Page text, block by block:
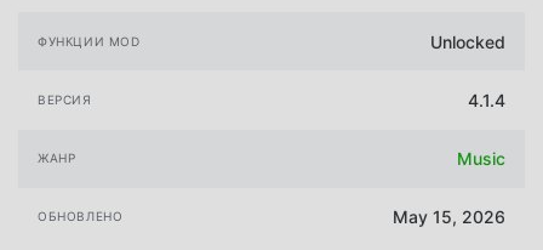
ФУНКЦИИ MOD Unlocked
ВЕРСИЯ 4.1.4
ЖАНР Music
ОБНОВЛЕНО May 15, 2026